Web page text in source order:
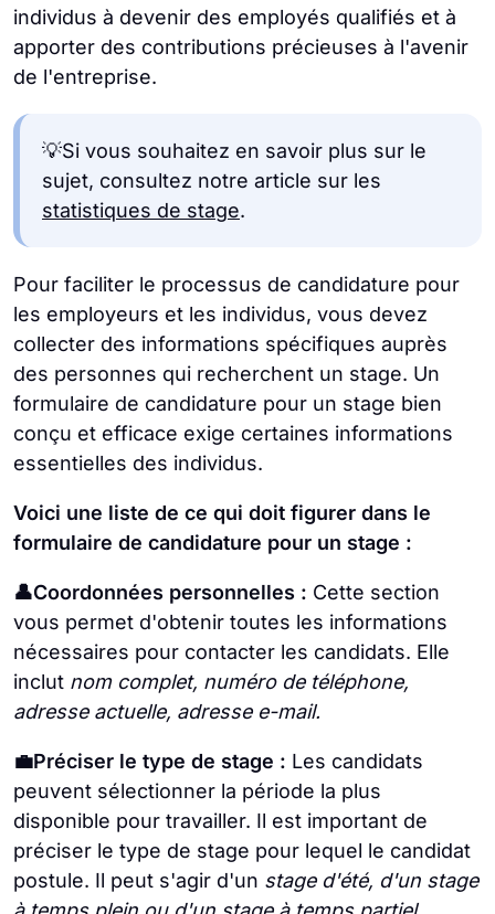
individus à devenir des employés qualifiés et à
apporter des contributions précieuses à l'avenir
de l'entreprise.
💡Si vous souhaitez en savoir plus sur le
sujet, consultez notre article sur les
statistiques de stage.
Pour faciliter le processus de candidature pour
les employeurs et les individus, vous devez
collecter des informations spécifiques auprès
des personnes qui recherchent un stage. Un
formulaire de candidature pour un stage bien
conçu et efficace exige certaines informations
essentielles des individus.
Voici une liste de ce qui doit figurer dans le
formulaire de candidature pour un stage :
👤Coordonnées personnelles : Cette section
vous permet d'obtenir toutes les informations
nécessaires pour contacter les candidats. Elle
inclut nom complet, numéro de téléphone,
adresse actuelle, adresse e-mail.
💼Préciser le type de stage : Les candidats
peuvent sélectionner la période la plus
disponible pour travailler. Il est important de
préciser le type de stage pour lequel le candidat
postule. Il peut s'agir d'un stage d'été, d'un stage